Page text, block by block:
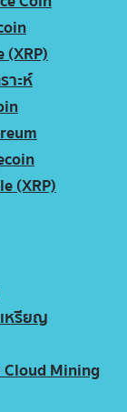
(XRP)
าะห์
(XRP)
หรียญ
Mining